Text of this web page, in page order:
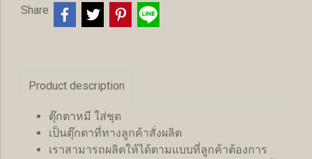
Share
Product description
ตุ๊กตาหมี ใส่ชุด
เป็นตุ๊กตาที่ทางลูกค้าสั่งผลิต
เราสามารถผลิตให้ได้ตามแบบที่ลูกค้าต้องการ